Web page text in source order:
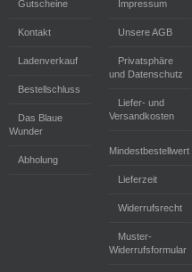
Gutscheine
Kontakt
Ladenverkauf
Bestellschluss
Das Blaue
Wunder
Abholung
Impressum
Unsere AGB
Privatsphäre
und Datenschutz
Liefer- und
Versandkosten
Mindestbestellwert
Lieferzeit
Widerrufsrecht
Muster-
Widerrufsformular